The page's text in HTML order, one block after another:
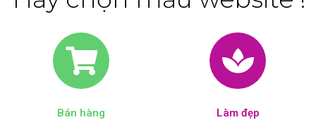
Bán hàng Làm đẹp​